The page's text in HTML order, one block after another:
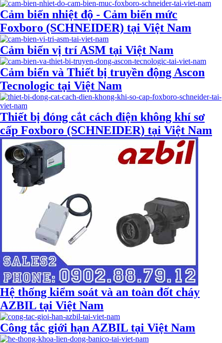
Cảm biến nhiệt độ - Cảm biến mức
Foxboro (SCHNEIDER) tại Việt Nam
Cảm biến vị trí ASM tại Việt Nam
Cảm biến và Thiết bị truyền động Ascon
Tecnologic tại Việt Nam
Thiết bị đóng cắt cách điện không khí sơ
cấp Foxboro (SCHNEIDER) tại Việt Nam
Hệ thống kiểm soát và an toàn đốt cháy
AZBIL tại Việt Nam
Công tắc giới hạn AZBIL tại Việt Nam